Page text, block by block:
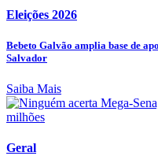
Eleições 2026
Bebeto Galvão amplia base de
Salvador
Saiba Mais
Geral